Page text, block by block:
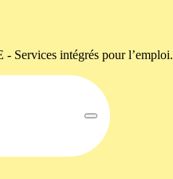
Services intégrés pour l’emploi.